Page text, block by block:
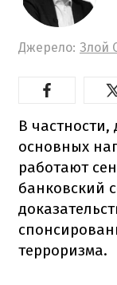
Джерело: Злой
В частности,
основных
работают
банковский
терроризма.